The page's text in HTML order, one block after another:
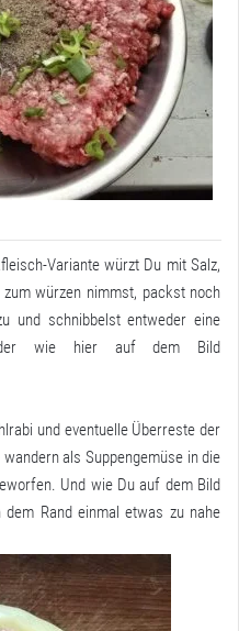
Variante würzt Du mit Salz,
würzen nimmst, packst noch
und schnibbelst entweder eine
wie hier auf dem Bild
und eventuelle Überreste der
als Suppengemüse in die
Und wie Du auf dem Bild
Rand einmal etwas zu nahe